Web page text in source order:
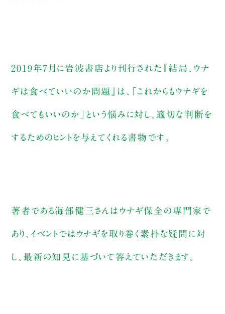
2019年7月に岩波書店より刊行された『結局、ウナ
ギは食べていいのか問題』は、「これからもウナギを
食べてもいいのか」という悩みに対し、適切な判断を
するためのヒントを与えてくれる書物です。
著者である海部健三さんはウナギ保全の専門家で
あり、イベントではウナギを取り巻く素朴な疑問に対
し、最新の知見に基づいて答えていただきます。